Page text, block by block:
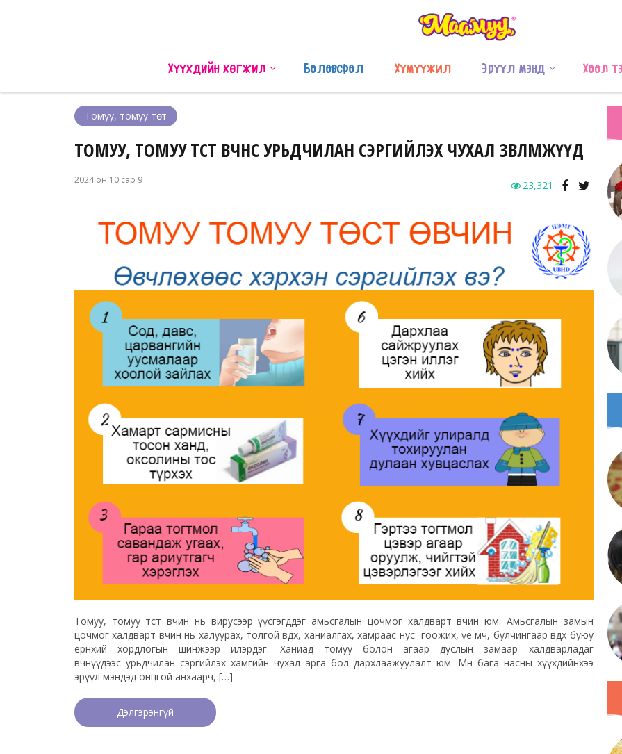
Хүүхдийн хөгжил Боловсрол Хүмүүжил Эрүүл мэнд Хоол
Томуу, томуу төст
ТОМУУ, ТОМУУ ТӨСТ ӨВЧНӨӨС УРЬДЧИЛАН СЭРГИЙЛЭХ ЧУХАЛ ЗӨВЛӨМЖҮҮД
2024 он 10 сар 9 23,321
Томуу, томуу төст өвчин нь вирусээр үүсгэгддэг амьсгалын цочмог халдварт өвчин юм. Амьсгалын замын
цочмог халдварт өвчин нь халуурах, толгой өвдөх, ханиалгах, хамраас нус гоожих, үе мөч, булчингаар өвдөх буюу
ерөнхий хордлогын шинжээр илэрдэг. Ханиад томуу болон агаар дуслын замаар халдварладаг
өвчнүүдээс урьдчилан сэргийлэх хамгийн чухал арга бол дархлаажуулалт юм. Мөн бага насны хүүхдийнхээ
эрүүл мэндэд онцгой анхаарч, […]
Дэлгэрэнгүй